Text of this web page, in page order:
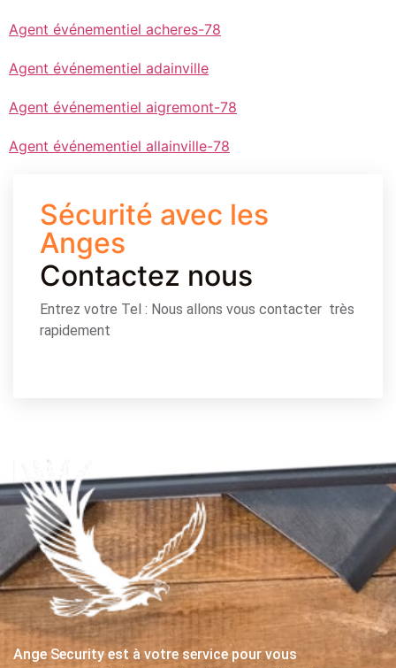
Agent événementiel acheres-78
Agent événementiel adainville
Agent événementiel aigremont-78
Agent événementiel allainville-78
Sécurité avec les
Anges
Contactez nous
Entrez votre Tel : Nous allons vous contacter très
rapidement
Ange Security est à votre service pour vous